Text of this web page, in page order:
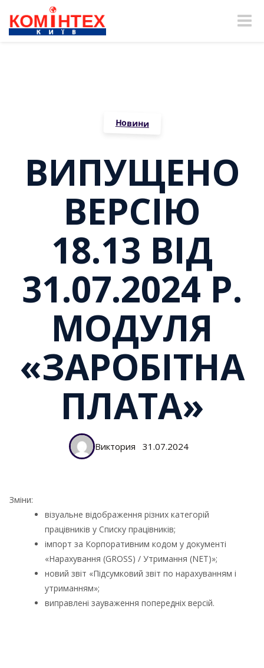
Toggle
Новини
ВИПУЩЕНО
ВЕРСІЮ
18.13 ВІД
31.07.2024 Р.
МОДУЛЯ
«ЗАРОБІТНА
ПЛАТА»
Виктория 31.07.2024
Зміни:
візуальне відображення різних категорій
працівників у Списку працівників;
імпорт за Корпоративним кодом у документі
«Нарахування (GROSS) / Утримання (NET)»;
новий звіт «Підсумковий звіт по нарахуванням і
утриманням»;
виправлені зауваження попередніх версій.